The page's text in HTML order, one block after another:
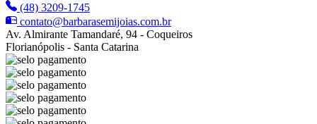
(48) 3209-1745
contato@barbarasemijoias.com.br
Av. Almirante Tamandaré, 94 - Coqueiros
Florianópolis - Santa Catarina